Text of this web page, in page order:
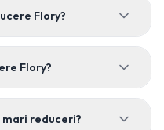
Flory?
Flory?
mari reduceri?